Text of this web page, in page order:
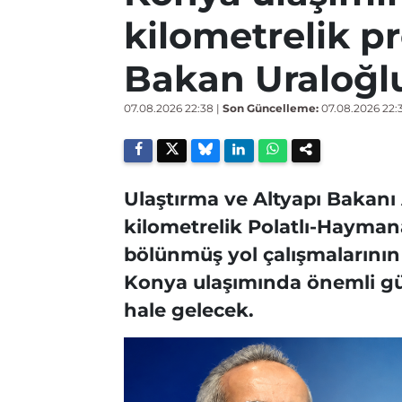
kilometrelik
Bakan
07.08.2026 22:38 | Son Güncelleme: 07.08.2026
Ulaştırma ve Altyapı
kilometrelik Polatlı-
bölünmüş yol
Konya ulaşımında önemli
hale gelecek.